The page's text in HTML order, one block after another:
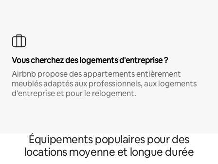
Vous cherchez des logements d'entreprise ?
Airbnb propose des appartements entièrement
meublés adaptés aux professionnels, aux logements
d'entreprise et pour le relogement.
Équipements populaires pour des
locations moyenne et longue durée